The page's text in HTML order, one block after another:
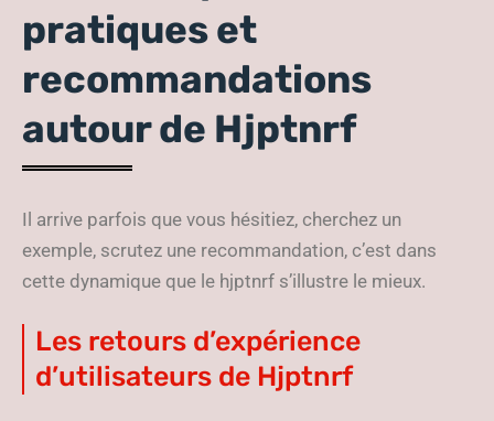
pratiques et
recommandations
autour de Hjptnrf
Il arrive parfois que vous hésitiez, cherchez un
exemple, scrutez une recommandation, c’est dans
cette dynamique que le hjptnrf s’illustre le mieux.
Les retours d’expérience
d’utilisateurs de Hjptnrf